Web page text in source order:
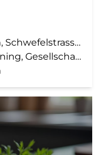
14 in Vaduz
tua - Senioren gemeinsam aktiv